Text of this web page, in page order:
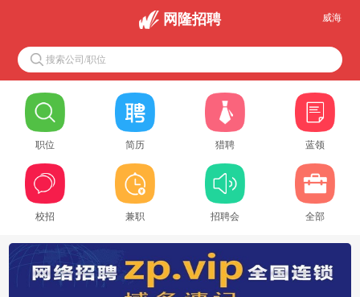
网隆招聘 威海
搜索公司/职位
职位 简历 猎聘 蓝领
校招 兼职 招聘会 全部